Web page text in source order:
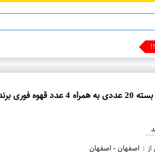
فوری برند نسکافه
از : اصفهان-اصفهان